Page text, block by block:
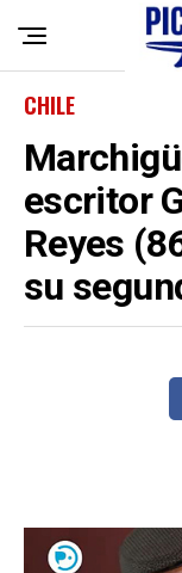
CHILE
escritor
Reyes
su